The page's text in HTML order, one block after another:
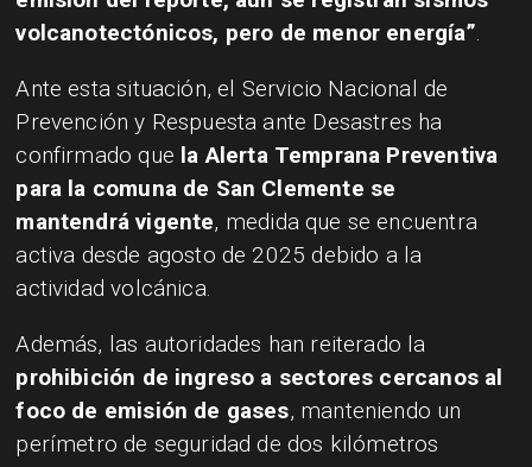
volcanotectónicos, pero de menor energía”.
Ante esta situación, el Servicio Nacional de
Prevención y Respuesta ante Desastres ha
confirmado que la Alerta Temprana Preventiva
para la comuna de San Clemente se
mantendrá vigente, medida que se encuentra
activa desde agosto de 2025 debido a la
actividad volcánica.
Además, las autoridades han reiterado la
prohibición de ingreso a sectores cercanos al
foco de emisión de gases, manteniendo un
perímetro de seguridad de dos kilómetros